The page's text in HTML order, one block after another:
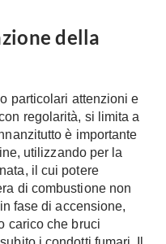
della
particolari attenzioni e
regolarità, si limita a
è importante
utilizzando per la
il cui potere
di combustione non
fase di accensione,
carico che bruci